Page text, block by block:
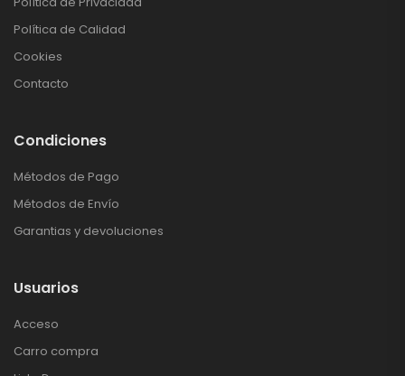
Política de Calidad
Cookies
Contacto
Condiciones
Métodos de Pago
Métodos de Envío
Garantias y devoluciones
Usuarios
Acceso
Carro compra